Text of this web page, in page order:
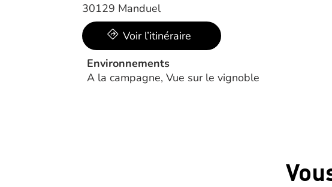
30129 Manduel
Voir l’itinéraire
Environnements
A la campagne, Vue sur le vignoble